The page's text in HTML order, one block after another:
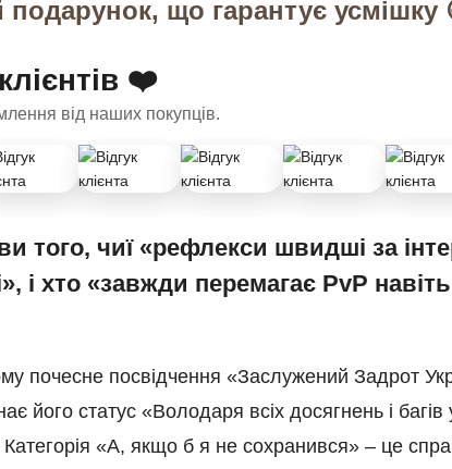
що гарантує усмішку
❤️
від наших покупців.
того, чиї «рефлекси швидші за
і хто «завжди перемагає PvP
почесне посвідчення «Заслужений Задрот
його статус «Володаря всіх досягнень і багів
Категорія «А, якщо б я не сохранився» – це